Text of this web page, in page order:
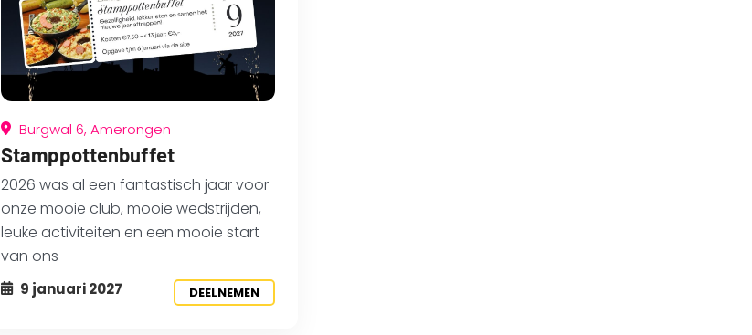
Burgwal 6, Amerongen
Stamppottenbuffet
2026 was al een fantastisch jaar voor
onze mooie club, mooie wedstrijden,
leuke activiteiten en een mooie start
van ons
9 januari 2027 DEELNEMEN